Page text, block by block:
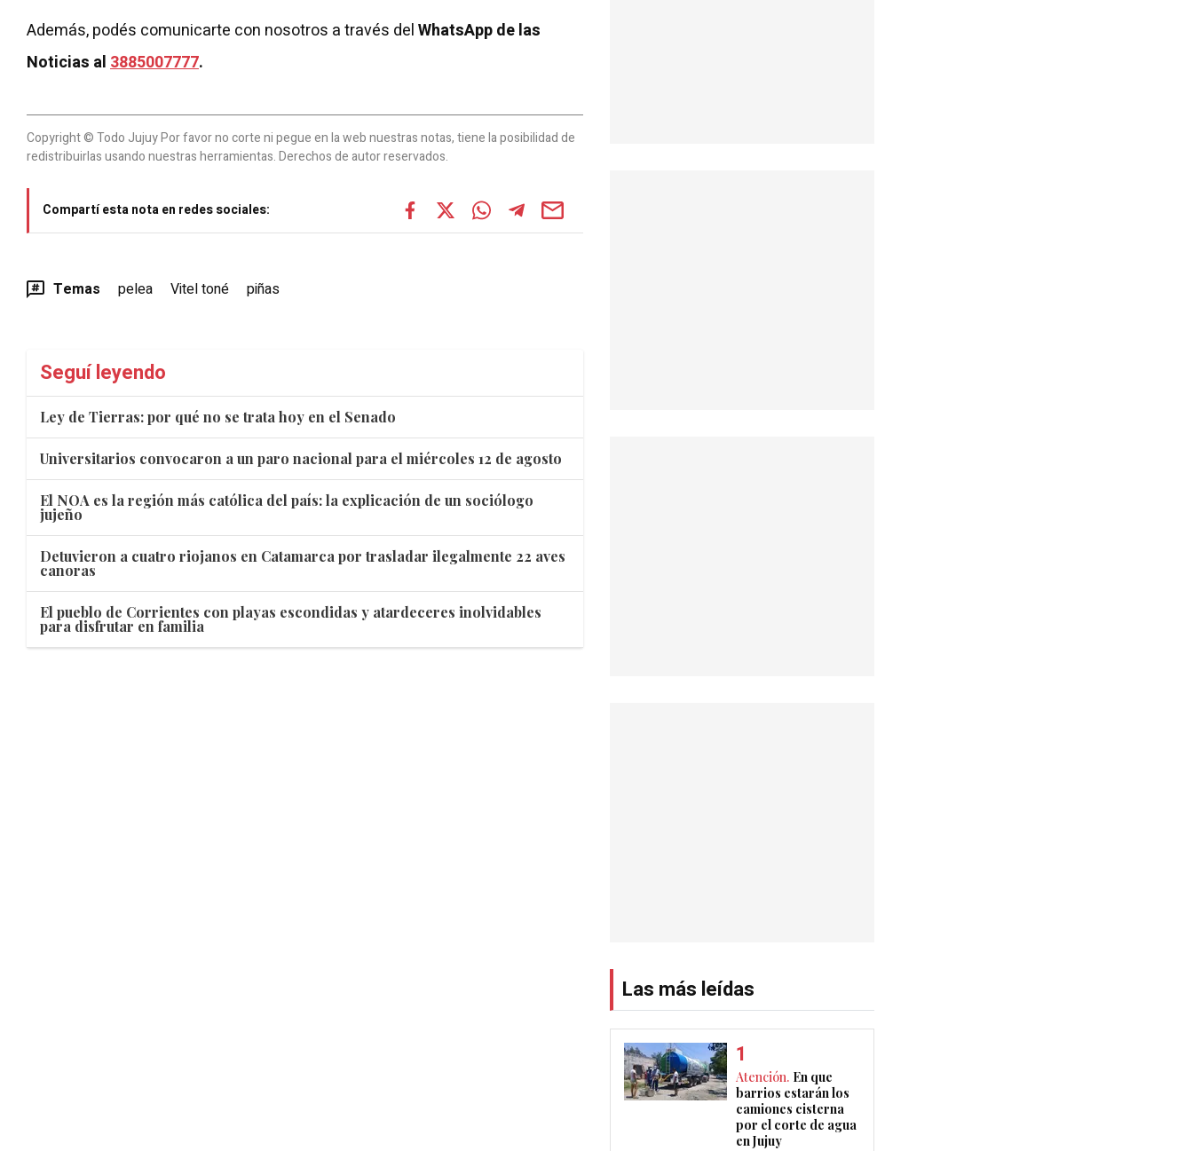
Además, podés comunicarte con nosotros a través delWhatsApp de las
Noticias al3885007777.
Copyright © Todo Jujuy Por favor no corte ni pegue en la web nuestras notas, tiene la posibilidad de
redistribuirlas usando nuestras herramientas. Derechos de autor reservados.
Compartí esta nota en redes sociales:
Temas pelea Vitel toné piñas
Seguí leyendo
Ley de Tierras: por qué no se trata hoy en el Senado
Universitarios convocaron a un paro nacional para el miércoles 12 de agosto
El NOA es la región más católica del país: la explicación de un sociólogo
jujeño
Detuvieron a cuatro riojanos en Catamarca por trasladar ilegalmente 22 aves
canoras
El pueblo de Corrientes con playas escondidas y atardeceres inolvidables
para disfrutar en familia
Las más leídas
Atención. En que
barrios estarán los
camiones cisterna
por el corte de agua
en Jujuy